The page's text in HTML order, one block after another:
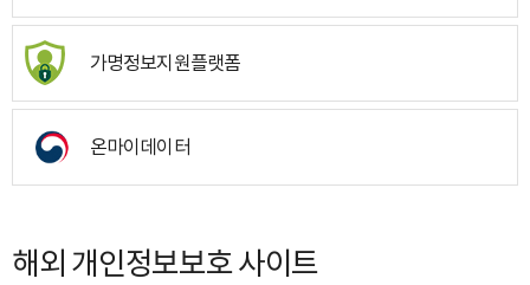
가명정보지원플랫폼
온마이데이터
해외 개인정보보호 사이트